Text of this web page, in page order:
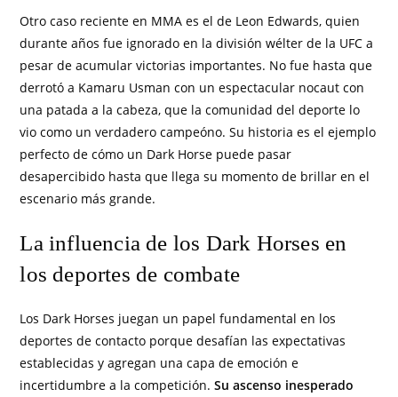
Otro caso reciente en MMA es el de Leon Edwards, quien
durante años fue ignorado en la división wélter de la UFC a
pesar de acumular victorias importantes. No fue hasta que
derrotó a Kamaru Usman con un espectacular nocaut con
una patada a la cabeza, que la comunidad del deporte lo
vio como un verdadero campeóno. Su historia es el ejemplo
perfecto de cómo un Dark Horse puede pasar
desapercibido hasta que llega su momento de brillar en el
escenario más grande.
La influencia de los Dark Horses en
los deportes de combate
Los Dark Horses juegan un papel fundamental en los
deportes de contacto porque desafían las expectativas
establecidas y agregan una capa de emoción e
incertidumbre a la competición.Su ascenso inesperado